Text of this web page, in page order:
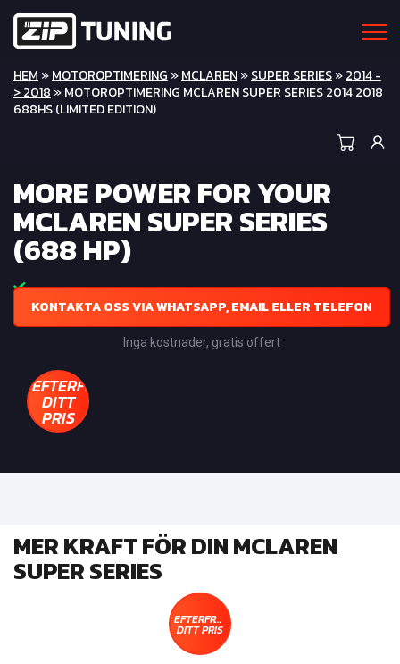
HEM »MOTOROPTIMERING »MCLAREN»SUPER SERIES»2014 -
> 2018 » MOTOROPTIMERING MCLAREN SUPER SERIES 2014 2018
688HS (LIMITED EDITION)
MORE POWER FOR YOUR
MCLAREN SUPER SERIES
(688 HP)
KONTAKTA OSS VIA WHATSAPP, EMAIL ELLER TELEFON
Inga kostnader, gratis offert
EFTERFRÅGA
DITT
PRIS
MER KRAFT FÖR DIN MCLAREN
SUPER SERIES
EFTERFRÅGA
DITT PRIS